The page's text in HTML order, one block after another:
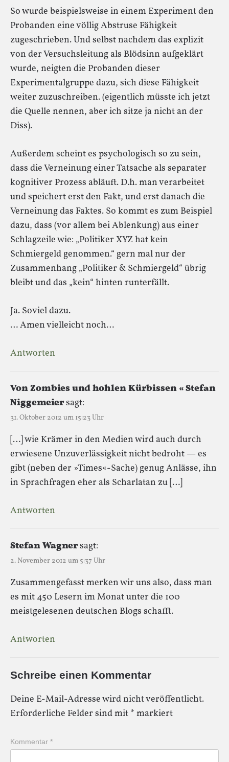
So wurde beispielsweise in einem Experiment den
Probanden eine völlig Abstruse Fähigkeit
zugeschrieben. Und selbst nachdem das explizit
von der Versuchsleitung als Blödsinn aufgeklärt
wurde, neigten die Probanden dieser
Experimentalgruppe dazu, sich diese Fähigkeit
weiter zuzuschreiben. (eigentlich müsste ich jetzt
die Quelle nennen, aber ich sitze ja nicht an der
Diss).
Außerdem scheint es psychologisch so zu sein,
dass die Verneinung einer Tatsache als separater
kognitiver Prozess abläuft. D.h. man verarbeitet
und speichert erst den Fakt, und erst danach die
Verneinung das Faktes. So kommt es zum Beispiel
dazu, dass (vor allem bei Ablenkung) aus einer
Schlagzeile wie: „Politiker XYZ hat kein
Schmiergeld genommen.“ gern mal nur der
Zusammenhang „Politiker & Schmiergeld“ übrig
bleibt und das „kein“ hinten runterfällt.
Ja. Soviel dazu.
… Amen vielleicht noch…
Antworten
Von Zombies und hohlen Kürbissen « Stefan
Niggemeiersagt:
31. Oktober 2012 um 15:23 Uhr
[…] wie Krämer in den Medien wird auch durch
erwiesene Unzuverlässigkeit nicht bedroht — es
gibt (neben der »Times«-Sache) genug Anlässe, ihn
in Sprachfragen eher als Scharlatan zu […]
Antworten
Stefan Wagnersagt:
2. November 2012 um 5:37 Uhr
Zusammengefasst merken wir uns also, dass man
es mit 450 Lesern im Monat unter die 100
meistgelesenen deutschen Blogs schafft.
Antworten
Schreibe einen Kommentar
Deine E-Mail-Adresse wird nicht veröffentlicht.
Erforderliche Felder sind mit * markiert
Kommentar *